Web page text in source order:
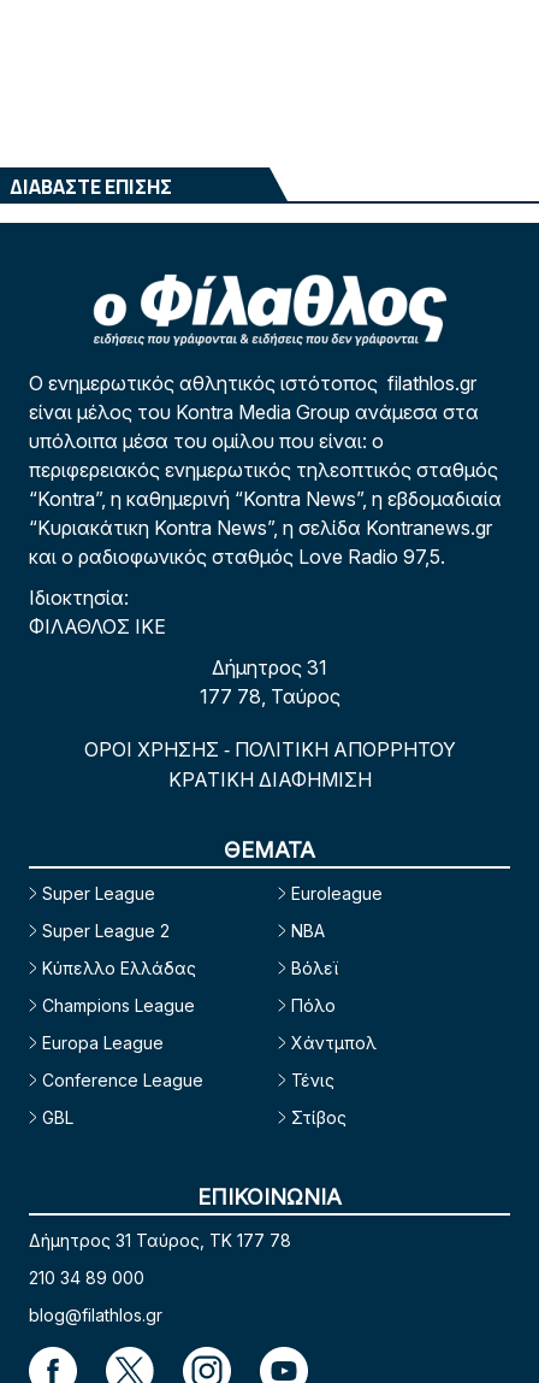
ΔΙΑΒΑΣΤΕ ΕΠΙΣΗΣ
Ο ενημερωτικός αθλητικός ιστότοπος filathlos.gr
είναι μέλος του Kontra Media Group ανάμεσα στα
υπόλοιπα μέσα του ομίλου που είναι: ο
περιφερειακός ενημερωτικός τηλεοπτικός σταθμός
“Kontra”, η καθημερινή “Kontra News”, η εβδομαδιαία
“Κυριακάτικη Kontra News”, η σελίδα Kontranews.gr
και ο ραδιοφωνικός σταθμός Love Radio 97,5.
Ιδιοκτησία:
ΦΙΛΑΘΛΟΣ ΙΚΕ
Δήμητρος 31
177 78, Ταύρος
ΟΡΟΙ ΧΡΗΣΗΣ - ΠΟΛΙΤΙΚΗ ΑΠΟΡΡΗΤΟΥ
ΚΡΑΤΙΚΗ ΔΙΑΦΗΜΙΣΗ
ΘΕΜΑΤΑ
Super League
Super League 2
Κύπελλο Ελλάδας
Champions League
Europa League
Conference League
GBL
Euroleague
NBA
Βόλεϊ
Πόλο
Χάντμπολ
Τένις
Στίβος
ΕΠΙΚΟΙΝΩΝΙΑ
Δήμητρος 31 Ταύρος, TK 177 78
210 34 89 000
blog@filathlos.gr